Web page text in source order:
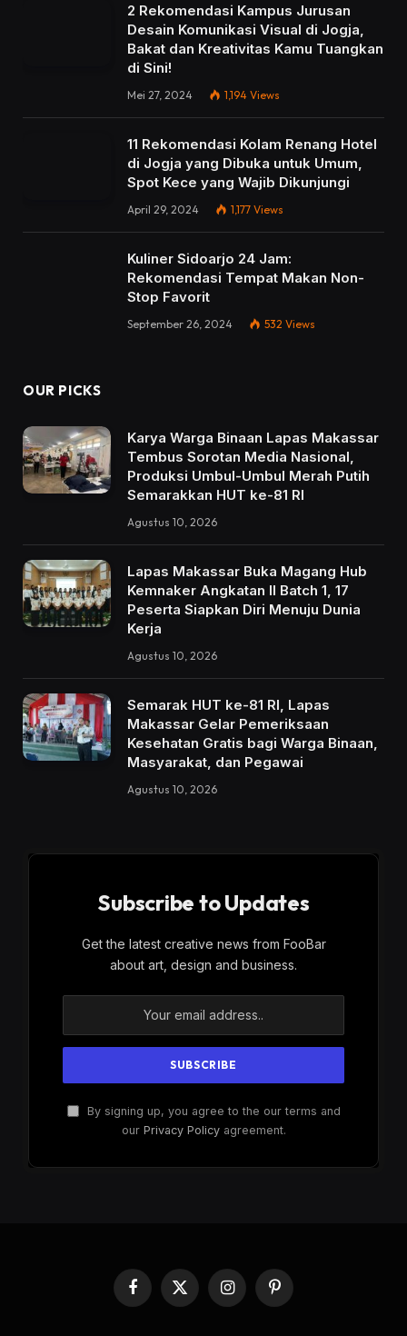
2 Rekomendasi Kampus Jurusan
Desain Komunikasi Visual di Jogja,
Bakat dan Kreativitas Kamu Tuangkan
di Sini!
Mei 27, 2024 1,194 Views
11 Rekomendasi Kolam Renang Hotel
di Jogja yang Dibuka untuk Umum,
Spot Kece yang Wajib Dikunjungi
April 29, 2024 1,177 Views
Kuliner Sidoarjo 24 Jam:
Rekomendasi Tempat Makan Non-
Stop Favorit
September 26, 2024 532 Views
OUR PICKS
Karya Warga Binaan Lapas Makassar
Tembus Sorotan Media Nasional,
Produksi Umbul-Umbul Merah Putih
Semarakkan HUT ke-81 RI
Agustus 10, 2026
Lapas Makassar Buka Magang Hub
Kemnaker Angkatan II Batch 1, 17
Peserta Siapkan Diri Menuju Dunia
Kerja
Agustus 10, 2026
Semarak HUT ke-81 RI, Lapas
Makassar Gelar Pemeriksaan
Kesehatan Gratis bagi Warga Binaan,
Masyarakat, dan Pegawai
Agustus 10, 2026
Subscribe to Updates
Get the latest creative news from FooBar
about art, design and business.
By signing up, you agree to the our terms and
our Privacy Policyagreement.
Facebook
X
(Twitter)
InstagramPinterest